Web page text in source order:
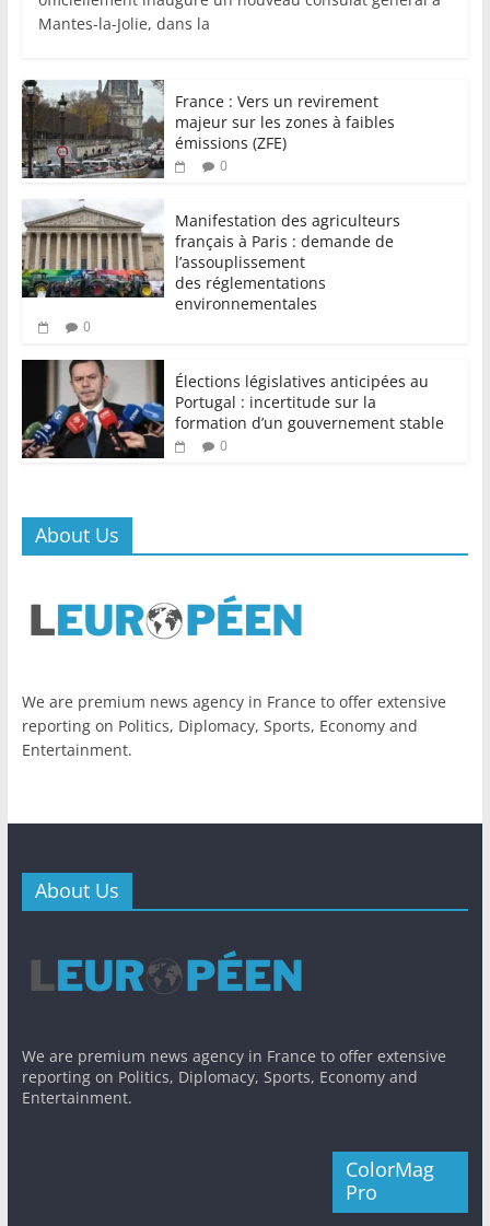
Mantes-la-Jolie, dans la
France : Vers un revirement
majeur sur les zones à faibles
émissions (ZFE)
0
Manifestation des agriculteurs
français à Paris : demande de
l’assouplissement
des réglementations
environnementales
0
Élections législatives anticipées au
Portugal : incertitude sur la
formation d’un gouvernement stable
0
About Us
We are premium news agency in France to offer extensive
reporting on Politics, Diplomacy, Sports, Economy and
Entertainment.
About Us
We are premium news agency in France to offer extensive
reporting on Politics, Diplomacy, Sports, Economy and
Entertainment.
ColorMag
Pro